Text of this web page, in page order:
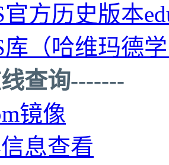
官方历史版本
库（哈维玛德
查询-------
镜像
息查看